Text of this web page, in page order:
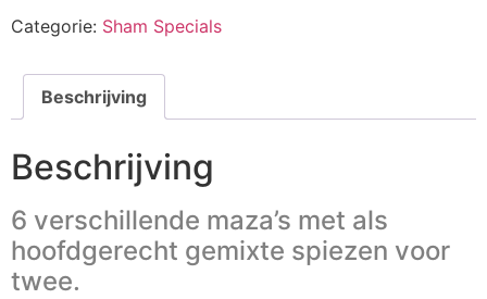
Categorie: Sham Specials
Beschrijving
Beschrijving
6 verschillende maza’s met als
hoofdgerecht gemixte spiezen voor
twee.